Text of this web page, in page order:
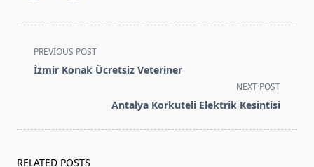
<span
class="nav-
text">Page</span>
PREVIOUS POST
İzmir Konak Ücretsiz Veteriner
NEXT POST
Antalya Korkuteli Elektrik Kesintisi
RELATED POSTS